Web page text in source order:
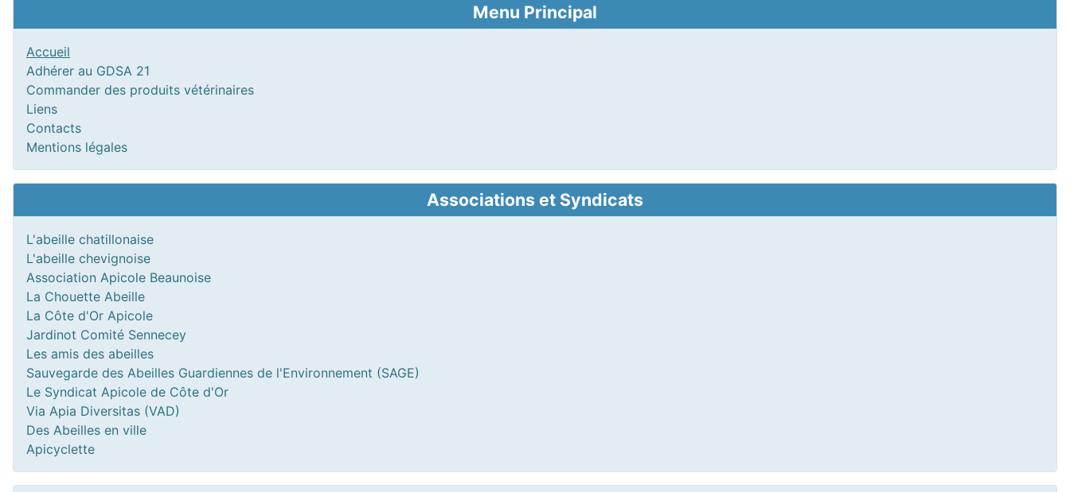
Menu Principal
Accueil
Adhérer au GDSA 21
Commander des produits vétérinaires
Liens
Contacts
Mentions légales
Associations et Syndicats
L'abeille chatillonaise
L'abeille chevignoise
Association Apicole Beaunoise
La Chouette Abeille
La Côte d'Or Apicole
Jardinot Comité Sennecey
Les amis des abeilles
Sauvegarde des Abeilles Guardiennes de l'Environnement (SAGE)
Le Syndicat Apicole de Côte d'Or
Via Apia Diversitas (VAD)
Des Abeilles en ville
Apicyclette